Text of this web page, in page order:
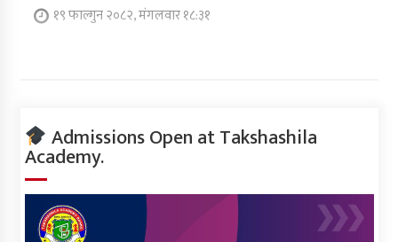
१९ फाल्गुन २०८२, मंगलवार १८:३१
Admissions Open at Takshashila
Academy.